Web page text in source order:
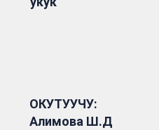
ОКУТУУЧУ:
Алимова Ш.Д